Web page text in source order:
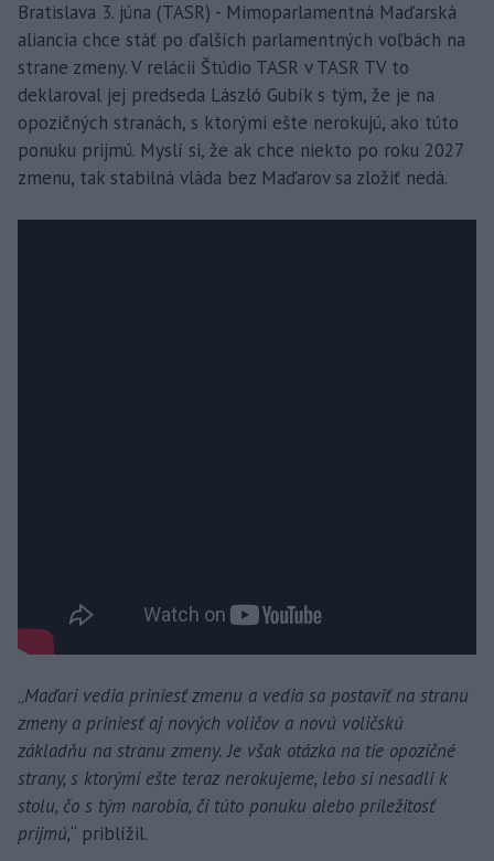
Bratislava 3. júna (TASR) - Mimoparlamentná Maďarská
aliancia chce stáť po ďalších parlamentných voľbách na
strane zmeny. V relácii Štúdio TASR v TASR TV to
deklaroval jej predseda László Gubík s tým, že je na
opozičných stranách, s ktorými ešte nerokujú, ako túto
ponuku prijmú. Myslí si, že ak chce niekto po roku 2027
zmenu, tak stabilná vláda bez Maďarov sa zložiť nedá.
„Maďari vedia priniesť zmenu a vedia sa postaviť na stranu
zmeny a priniesť aj nových voličov a novú voličskú
základňu na stranu zmeny. Je však otázka na tie opozičné
strany, s ktorými ešte teraz nerokujeme, lebo si nesadli k
stolu, čo s tým narobia, či túto ponuku alebo príležitosť
prijmú,“ priblížil.